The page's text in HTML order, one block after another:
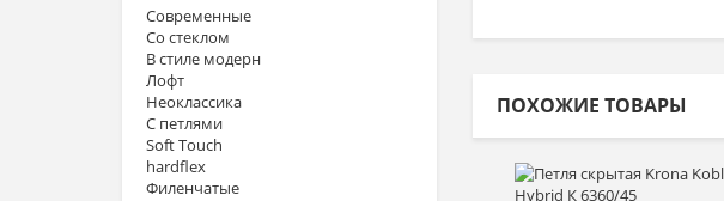
Современные
Со стеклом
В стиле модерн
Лофт
Неоклассика
С петлями
Soft Touch
hardflex
Филенчатые
ПОХОЖИЕ ТОВАРЫ
В корзину